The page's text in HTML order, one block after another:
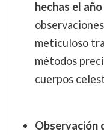
hechas el
meticuloso
métodos
cuerpos
Observación